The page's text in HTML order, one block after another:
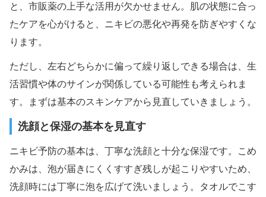
と、市販薬の上手な活用が欠かせません。肌の状態に合っ
たケアを心がけると、ニキビの悪化や再発を防ぎやすくな
ります。
ただし、左右どちらかに偏って繰り返しできる場合は、生
活習慣や体のサインが関係している可能性も考えられま
す。まずは基本のスキンケアから見直していきましょう。
洗顔と保湿の基本を見直す
ニキビ予防の基本は、丁寧な洗顔と十分な保湿です。こめ
かみは、泡が届きにくくすすぎ残しが起こりやすいため、
洗顔時には丁寧に泡を広げて洗いましょう。タオルでこす